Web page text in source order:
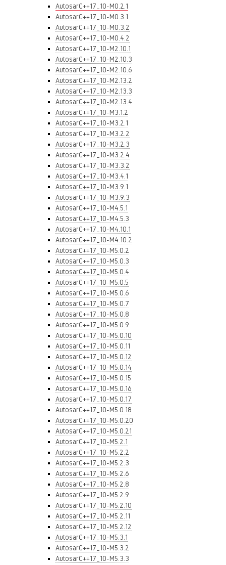
AutosarC++17_10-M0.2.1
AutosarC++17_10-M0.3.1
AutosarC++17_10-M0.3.2
AutosarC++17_10-M0.4.2
AutosarC++17_10-M2.10.1
AutosarC++17_10-M2.10.3
AutosarC++17_10-M2.10.6
AutosarC++17_10-M2.13.2
AutosarC++17_10-M2.13.3
AutosarC++17_10-M2.13.4
AutosarC++17_10-M3.1.2
AutosarC++17_10-M3.2.1
AutosarC++17_10-M3.2.2
AutosarC++17_10-M3.2.3
AutosarC++17_10-M3.2.4
AutosarC++17_10-M3.3.2
AutosarC++17_10-M3.4.1
AutosarC++17_10-M3.9.1
AutosarC++17_10-M3.9.3
AutosarC++17_10-M4.5.1
AutosarC++17_10-M4.5.3
AutosarC++17_10-M4.10.1
AutosarC++17_10-M4.10.2
AutosarC++17_10-M5.0.2
AutosarC++17_10-M5.0.3
AutosarC++17_10-M5.0.4
AutosarC++17_10-M5.0.5
AutosarC++17_10-M5.0.6
AutosarC++17_10-M5.0.7
AutosarC++17_10-M5.0.8
AutosarC++17_10-M5.0.9
AutosarC++17_10-M5.0.10
AutosarC++17_10-M5.0.11
AutosarC++17_10-M5.0.12
AutosarC++17_10-M5.0.14
AutosarC++17_10-M5.0.15
AutosarC++17_10-M5.0.16
AutosarC++17_10-M5.0.17
AutosarC++17_10-M5.0.18
AutosarC++17_10-M5.0.20
AutosarC++17_10-M5.0.21
AutosarC++17_10-M5.2.1
AutosarC++17_10-M5.2.2
AutosarC++17_10-M5.2.3
AutosarC++17_10-M5.2.6
AutosarC++17_10-M5.2.8
AutosarC++17_10-M5.2.9
AutosarC++17_10-M5.2.10
AutosarC++17_10-M5.2.11
AutosarC++17_10-M5.2.12
AutosarC++17_10-M5.3.1
AutosarC++17_10-M5.3.2
AutosarC++17_10-M5.3.3